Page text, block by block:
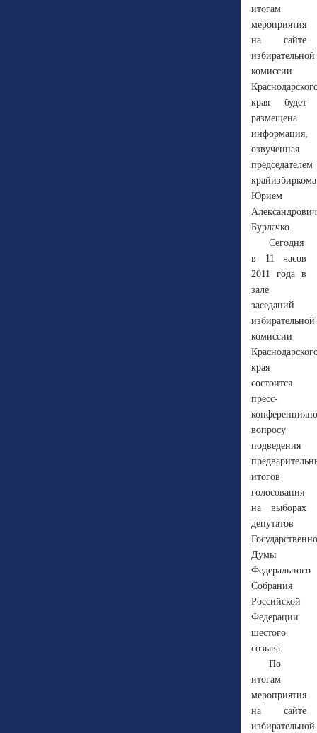
итогам
мероприятия
на сайте
избирательной
комиссии
края будет
размещена
информация,
озвученная
председателем
крайизбиркома
Юрием
Бурлачко.
Сегодня
в 11 часов
2011 года в
зале
заседаний
избирательной
комиссии
края
состоится
пресс-
конференцияпо
вопросу
подведения
итогов
голосования
на выборах
депутатов
Думы
Федерального
Собрания
Российской
Федерации
шестого
созыва.
По
итогам
мероприятия
на сайте
избирательной